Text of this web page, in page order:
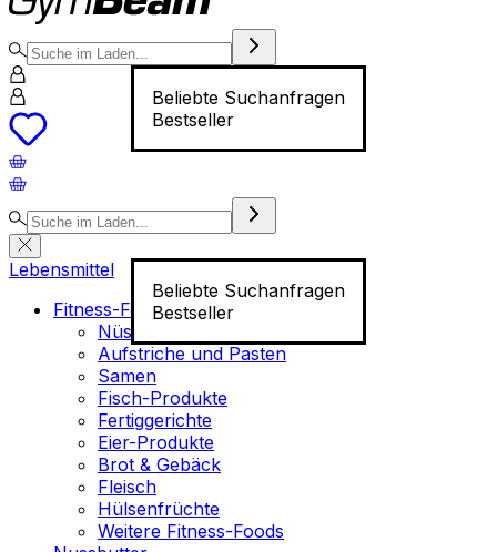
Beliebte Suchanfragen
Bestseller
Beliebte Suchanfragen
Bestseller
Lebensmittel
Fitness-Food
Nüsse
Aufstriche und Pasten
Samen
Fisch-Produkte
Fertiggerichte
Eier-Produkte
Brot & Gebäck
Fleisch
Hülsenfrüchte
Weitere Fitness-Foods